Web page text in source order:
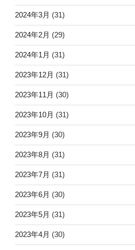
2024年3月 (31)
2024年2月 (29)
2024年1月 (31)
2023年12月 (31)
2023年11月 (30)
2023年10月 (31)
2023年9月 (30)
2023年8月 (31)
2023年7月 (31)
2023年6月 (30)
2023年5月 (31)
2023年4月 (30)